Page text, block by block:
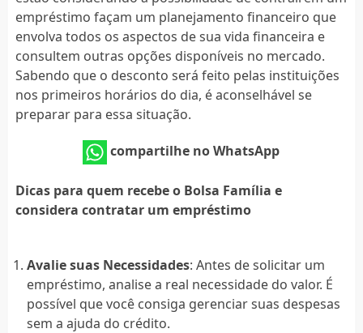
empréstimo façam um planejamento financeiro que
envolva todos os aspectos de sua vida financeira e
consultem outras opções disponíveis no mercado.
Sabendo que o desconto será feito pelas instituições
nos primeiros horários do dia, é aconselhável se
preparar para essa situação.
compartilhe no WhatsApp
Dicas para quem recebe o Bolsa Família e
considera contratar um empréstimo
Avalie suas Necessidades: Antes de solicitar um
empréstimo, analise a real necessidade do valor. É
possível que você consiga gerenciar suas despesas
sem a ajuda do crédito.